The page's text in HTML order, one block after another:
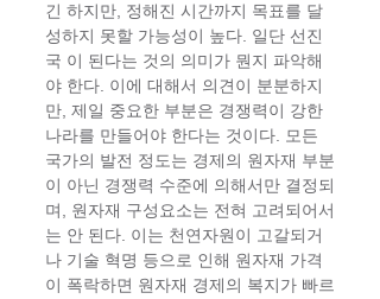
긴 하지만, 정해진 시간까지 목표를 달
성하지 못할 가능성이 높다. 일단 선진
국 이 된다는 것의 의미가 뭔지 파악해
야 한다. 이에 대해서 의견이 분분하지
만, 제일 중요한 부분은 경쟁력이 강한
나라를 만들어야 한다는 것이다. 모든
국가의 발전 정도는 경제의 원자재 부분
이 아닌 경쟁력 수준에 의해서만 결정되
며, 원자재 구성요소는 전혀 고려되어서
는 안 된다. 이는 천연자원이 고갈되거
나 기술 혁명 등으로 인해 원자재 가격
이 폭락하면 원자재 경제의 복지가 빠르